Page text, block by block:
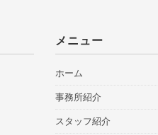
メニュー
ホーム
事務所紹介
スタッフ紹介